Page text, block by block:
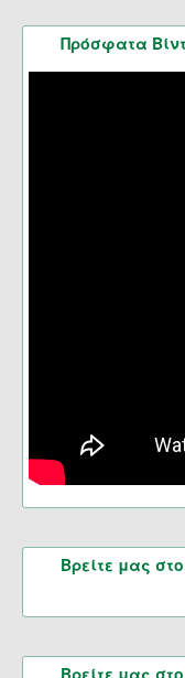
Πρόσφατα
Βρείτε μας
Βρείτε μας